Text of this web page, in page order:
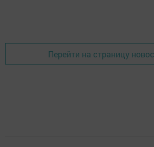
Перейти на страницу